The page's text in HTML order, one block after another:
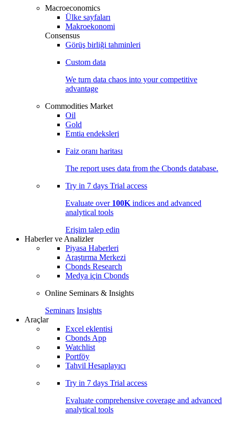
Macroeconomics
Ülke sayfaları
Makroekonomi
Consensus
Görüş birliği tahminleri
Custom data
We turn data chaos into your competitive
advantage
Commodities Market
Oil
Gold
Emtia endeksleri
Faiz oranı haritası
The report uses data from the Cbonds database.
Try in 7 days Trial access
Evaluate over 100K indices and advanced
analytical tools
Erişim talep edin
Haberler ve Analizler
Piyasa Haberleri
Araştırma Merkezi
Cbonds Research
Medya için Cbonds
Online Seminars & Insights
Seminars Insights
Araçlar
Excel eklentisi
Cbonds App
Watchlist
Portföy
Tahvil Hesaplayıcı
Try in 7 days Trial access
Evaluate comprehensive coverage and advanced
analytical tools